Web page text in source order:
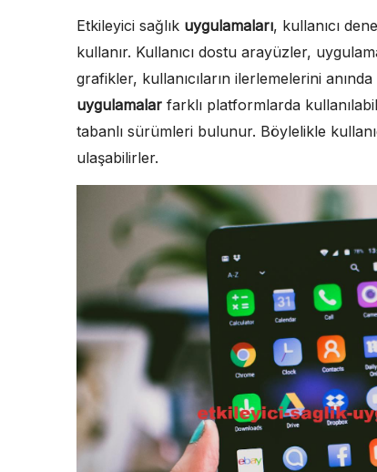
Etkileyici sağlık uygulamaları, kullanıcı
kullanır. Kullanıcı dostu arayüzler,
grafikler, kullanıcıların ilerlemelerini
uygulamalar farklı platformlarda
tabanlı sürümleri bulunur. Böylelikle
ulaşabilirler.